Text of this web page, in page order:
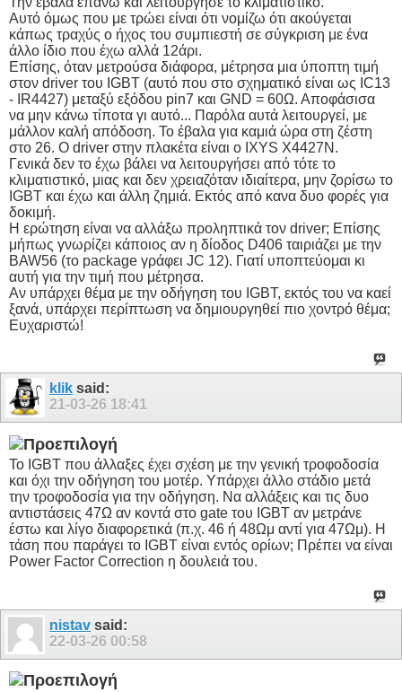
Αυτό όμως που με τρώει είναι ότι νομίζω ότι ακούγεται
κάπως τραχύς ο ήχος του συμπιεστή σε σύγκριση με ένα
άλλο ίδιο που έχω αλλά 12άρι.
Επίσης, όταν μετρούσα διάφορα, μέτρησα μια ύποπτη τιμή
στον driver του IGBT (αυτό που στο σχηματικό είναι ως IC13
- IR4427) μεταξύ εξόδου pin7 και GND = 60Ω. Αποφάσισα
να μην κάνω τίποτα γι αυτό... Παρόλα αυτά λειτουργεί, με
μάλλον καλή απόδοση. Το έβαλα για καμιά ώρα στη ζέστη
στο 26. Ο driver στην πλακέτα είναι ο IXYS X4427N.
Γενικά δεν το έχω βάλει να λειτουργήσει από τότε το
κλιματιστικό, μιας και δεν χρειαζόταν ιδιαίτερα, μην ζορίσω το
IGBT και έχω και άλλη ζημιά. Εκτός από κανα δυο φορές για
δοκιμή.
Η ερώτηση είναι να αλλάξω προληπτικά τον driver; Επίσης
μήπως γνωρίζει κάποιος αν η δίοδος D406 ταιριάζει με την
BAW56 (το package γράφει JC 12). Γιατί υποπτεύομαι κι
αυτή για την τιμή που μέτρησα.
Αν υπάρχει θέμα με την οδήγηση του IGBT, εκτός του να καεί
ξανά, υπάρχει περίπτωση να δημιουργηθεί πιο χοντρό θέμα;
Ευχαριστώ!
klik said:
21-03-26 18:41
Το IGBT που άλλαξες έχει σχέση με την γενική τροφοδοσία
και όχι την οδήγηση του μοτέρ. Υπάρχει άλλο στάδιο μετά
την τροφοδοσία για την οδήγηση. Να αλλάξεις και τις δυο
αντιστάσεις 47Ω αν κοντά στο gate του IGBT αν μετράνε
έστω και λίγο διαφορετικά (π.χ. 46 ή 48Ωμ αντί για 47Ωμ). Η
τάση που παράγει το IGBT είναι εντός ορίων; Πρέπει να είναι
Power Factor Correction η δουλειά του.
nistav said:
22-03-26 00:58